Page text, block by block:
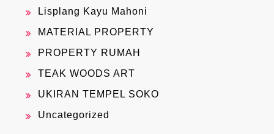
Lisplang Kayu Mahoni
MATERIAL PROPERTY
PROPERTY RUMAH
TEAK WOODS ART
UKIRAN TEMPEL SOKO
Uncategorized